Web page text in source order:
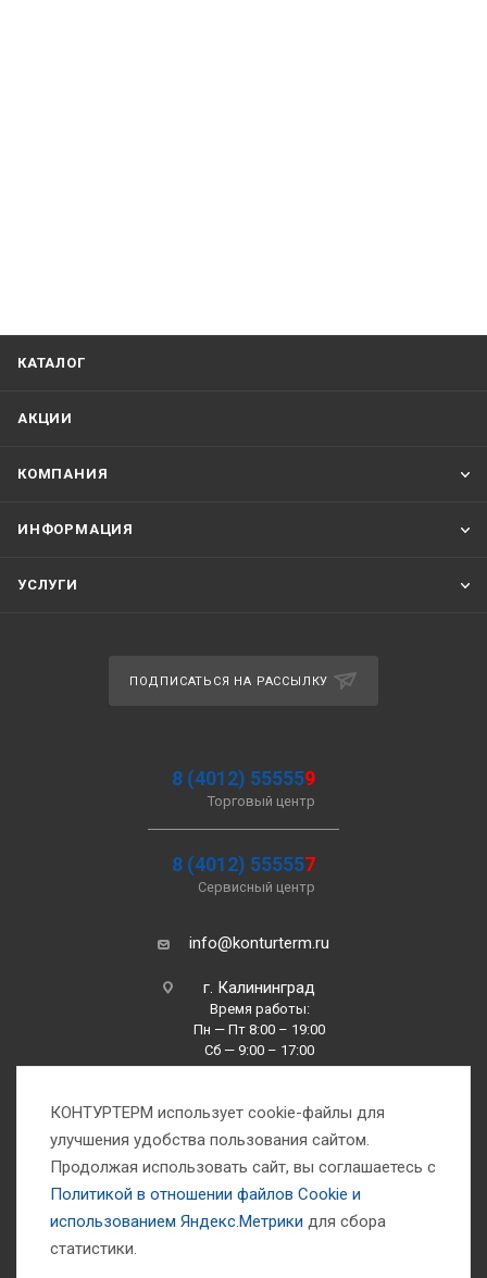
КАТАЛОГ
АКЦИИ
КОМПАНИЯ
ИНФОРМАЦИЯ
УСЛУГИ
ПОДПИСАТЬСЯ НА РАССЫЛКУ
8 (4012) 555559
Торговый центр
8 (4012) 555557
Сервисный центр
info@konturterm.ru
г. Калининград
Время работы:
Пн — Пт 8:00 – 19:00
Сб — 9:00 – 17:00
Вс —10:00 – 16:00
1993-2026 © Компания «Контуртерм» — инженерно-торговый центр
КОНТУРТЕРМ использует cookie-файлы для
улучшения удобства пользования сайтом.
Продолжая использовать сайт, вы соглашаетесь с
Политикой в отношении файлов Сookie и
использованием Яндекс.Метрики для сбора
статистики.